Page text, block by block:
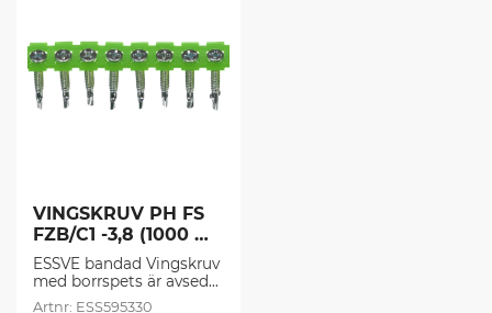
VINGSKRUV PH FS
FZB/C1 -3,8 (1000
st/frp)
ESSVE bandad Vingskruv
med borrspets är avsedd
för montering av trä-
ESS595330